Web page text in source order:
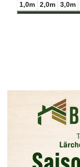
BE Lüttich
DE
Rhein-
Ruhr:
1,0m 2,0m 3,0m